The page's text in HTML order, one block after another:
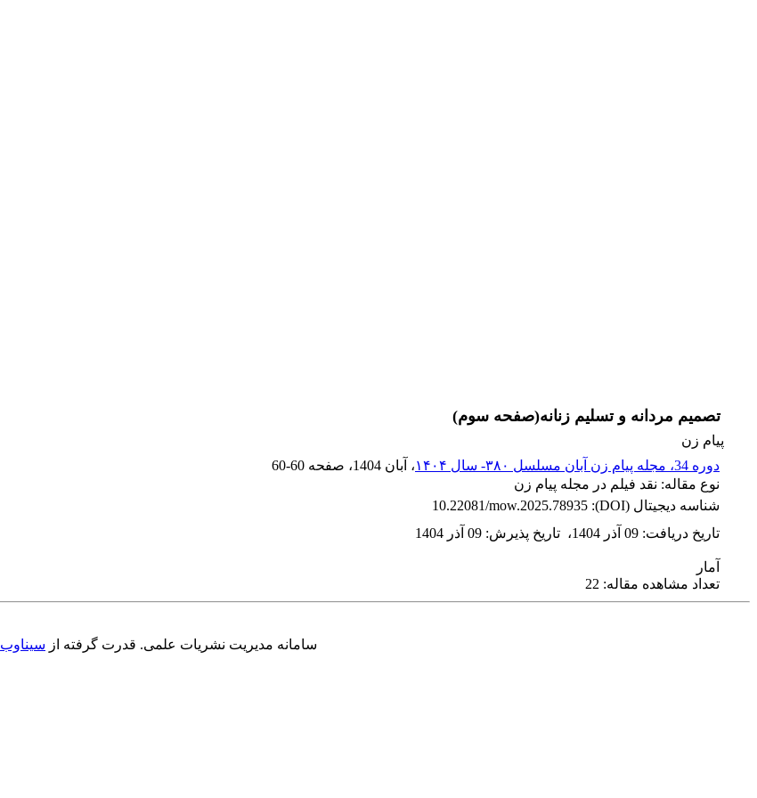
تصمیم مردانه و تسلیم زنانه(صفحه سوم)
پیام زن
دوره 34، مجله پیام زن آبان مسلسل ۳۸۰- سال ۱۴۰۴
، آبان 1404 ، صفحه 60-60
نوع مقاله: نقد فیلم در مجله پیام زن
شناسه دیجیتال (DOI):
10.22081/mow.2025.78935
تاریخ دریافت: 09 آذر 1404 ، تاریخ پذیرش: 09 آذر 1404
آمار
تعداد مشاهده مقاله: 22
سامانه مدیریت نشریات علمی. قدرت گرفته از سیناوب